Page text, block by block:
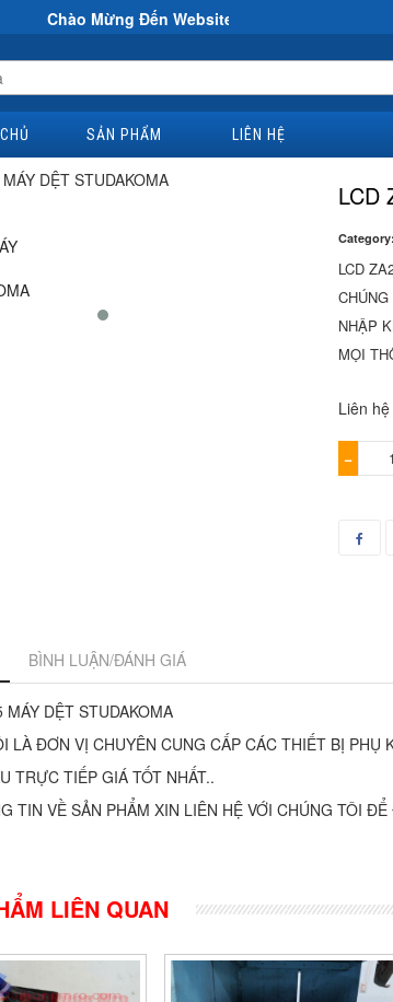
Mừng Đến Website Đại Hùng Co
SẢN PHẨM LIÊN HỆ
LCD
Category:
LCD
NHẬP
MỌI
Liên hệ
−
BÌNH LUẬN/ĐÁNH GIÁ
MÁY DỆT STUDAKOMA
LÀ ĐƠN VỊ CHUYÊN CUNG CẤP CÁC THIẾT BỊ PHỤ
TRỰC TIẾP GIÁ TỐT NHẤT..
TIN VỀ SẢN PHẨM XIN LIÊN HỆ VỚI CHÚNG TÔI
LIÊN QUAN